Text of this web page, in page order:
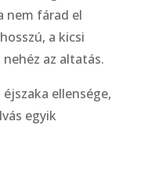
nem fárad el
a kicsi
az altatás.
ellensége,
egyik